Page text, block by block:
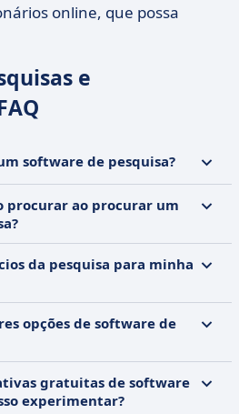
online, que possa
e
software de pesquisa?
procurar ao procurar um
da pesquisa para minha
opções de software de
gratuitas de software
experimentar?